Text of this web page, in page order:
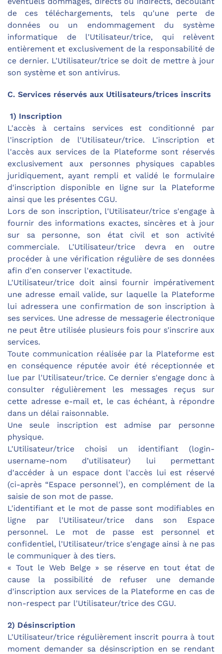
de ces téléchargements, tels qu'une perte de
données ou un endommagement du système
informatique de l'Utilisateur/trice, qui relèvent
entièrement et exclusivement de la responsabilité de
ce dernier. L'Utilisateur/trice se doit de mettre à jour
son système et son antivirus.
C. Services réservés aux Utilisateurs/trices inscrits
1) Inscription
L'accès à certains services est conditionné par
l'inscription de l'Utilisateur/trice. L'inscription et
l'accès aux services de la Plateforme sont réservés
exclusivement aux personnes physiques capables
juridiquement, ayant rempli et validé le formulaire
d'inscription disponible en ligne sur la Plateforme
ainsi que les présentes CGU.
Lors de son inscription, l'Utilisateur/trice s'engage à
fournir des informations exactes, sincères et à jour
sur sa personne, son état civil et son activité
commerciale. L'Utilisateur/trice devra en outre
procéder à une vérification régulière de ses données
afin d'en conserver l'exactitude.
L'Utilisateur/trice doit ainsi fournir impérativement
une adresse email valide, sur laquelle la Plateforme
lui adressera une confirmation de son inscription à
ses services. Une adresse de messagerie électronique
ne peut être utilisée plusieurs fois pour s'inscrire aux
services.
Toute communication réalisée par la Plateforme est
en conséquence réputée avoir été réceptionnée et
lue par l'Utilisateur/trice. Ce dernier s'engage donc à
consulter régulièrement les messages reçus sur
cette adresse e-mail et, le cas échéant, à répondre
dans un délai raisonnable.
Une seule inscription est admise par personne
physique.
L'Utilisateur/trice choisi un identifiant (login-
username-nom d’utilisateur) lui permettant
d'accéder à un espace dont l'accès lui est réservé
(ci-après “Espace personnel'), en complément de la
saisie de son mot de passe.
L'identifiant et le mot de passe sont modifiables en
ligne par l'Utilisateur/trice dans son Espace
personnel. Le mot de passe est personnel et
confidentiel, l'Utilisateur/trice s'engage ainsi à ne pas
le communiquer à des tiers.
« Tout le Web Belge » se réserve en tout état de
cause la possibilité de refuser une demande
d'inscription aux services de la Plateforme en cas de
non-respect par l'Utilisateur/trice des CGU.
2) Désinscription
L'Utilisateur/trice régulièrement inscrit pourra à tout
moment demander sa désinscription en se rendant